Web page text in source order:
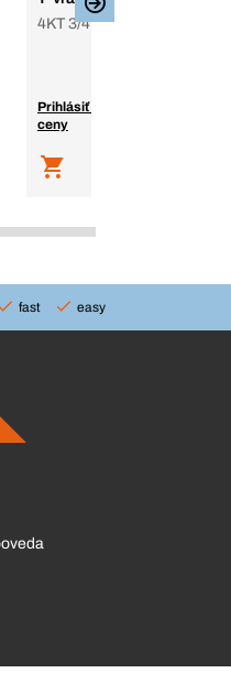
4KT 3/4", 425 mm
Prihlásiť sa a zobraziť
ceny
fast easy